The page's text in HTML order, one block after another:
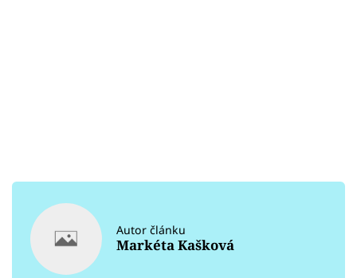
Autor článku
Markéta Kašková